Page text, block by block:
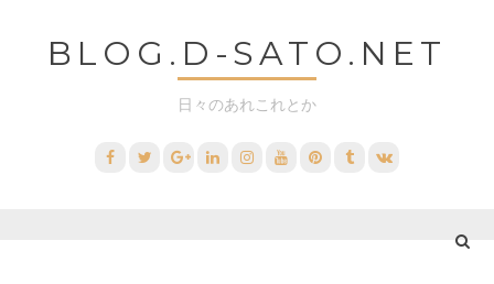
BLOG.D-SATO.NET
日々のあれこれとか
Facebook
TwitterGoogle+LinkedInInstagram
YouTubePinterestTumblrVK